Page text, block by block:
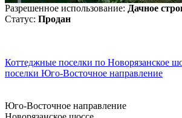
Разрешенное использование: Дачное
Статус: Продан
Коттеджные поселки по Новорязанское
поселки Юго-Восточное направление
Юго-Восточное направление